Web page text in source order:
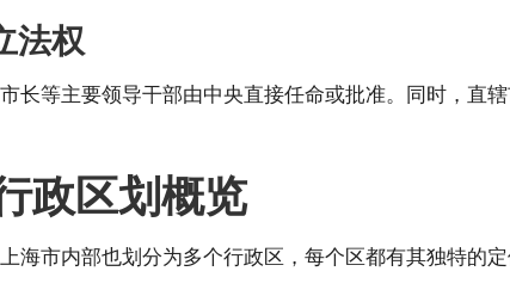
法权
长等主要领导干部由中央直接任命或批准。同时，直
政区划概览
海市内部也划分为多个行政区，每个区都有其独特的定